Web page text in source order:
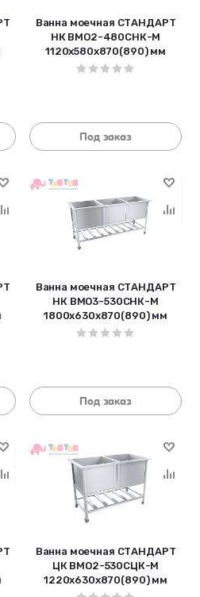
Ванна моечная СТАНДАРТ
НК ВМО2-480СНК-М
1120х580х870(890) мм
Под заказ
Ванна моечная СТАНДАРТ
НК ВМО3-530СНК-М
1800х630х870(890) мм
Под заказ
Ванна моечная СТАНДАРТ
ЦК ВМО2-530СЦК-М
1220х630х870(890) мм